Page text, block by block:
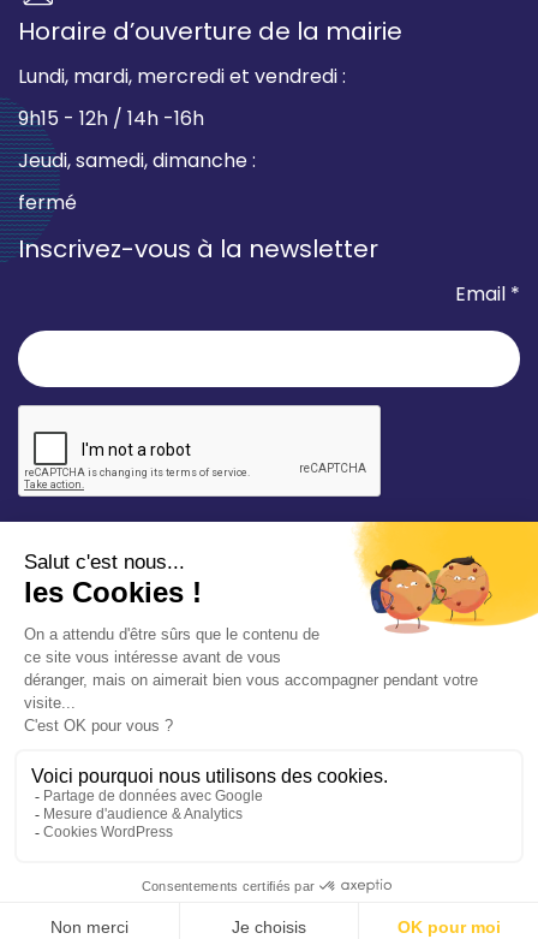
Horaire d’ouverture de la mairie
Lundi, mardi, mercredi et vendredi :
9h15 - 12h / 14h -16h
Jeudi, samedi, dimanche :
fermé
Inscrivez-vous à la newsletter
Email *
Votre adresse e-mail est uniquement utilisée pour
vous envoyer les lettres d'information de la Mairie de
Saint-Aubin-sur-Mer. Vous pouvez à tout moment
utiliser le lien de désabonnement intégré dans la
newsletter. Consultez notre
Politique de confidentialité
Mentions légales
Accessibilité conforme à 94%